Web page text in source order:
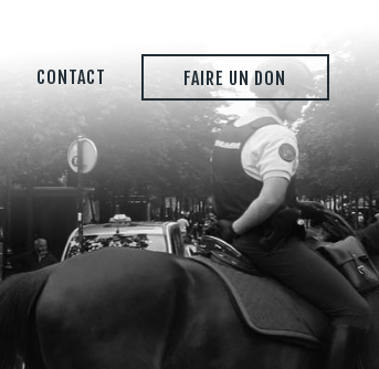
CONTACT FAIRE UN DON